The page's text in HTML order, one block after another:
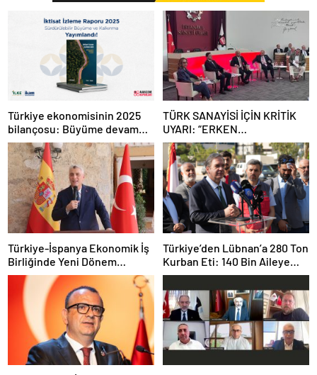
Türkiye ekonomisinin 2025
bilançosu: Büyüme devam
etti, sanayide alarm zilleri
çaldı
TÜRK SANAYİSİ İÇİN KRİTİK
UYARI: “ERKEN
SANAYİSİZLEŞME
TEHLİKESİYLE KARŞI
KARŞIYAYIZ”
Türkiye-İspanya Ekonomik İş
Birliğinde Yeni Dönem
Vurgusu
Türkiye’den Lübnan’a 280 Ton
Kurban Eti: 140 Bin Aileye
Ulaştırılacak